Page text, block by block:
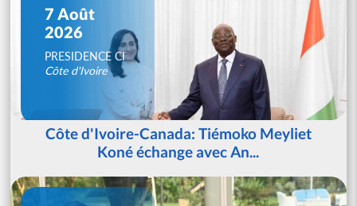
7 Août
2026
PRESIDENCE CI
Côte d'Ivoire
Côte d'Ivoire-Canada: Tiémoko Meyliet
Koné échange avec An...